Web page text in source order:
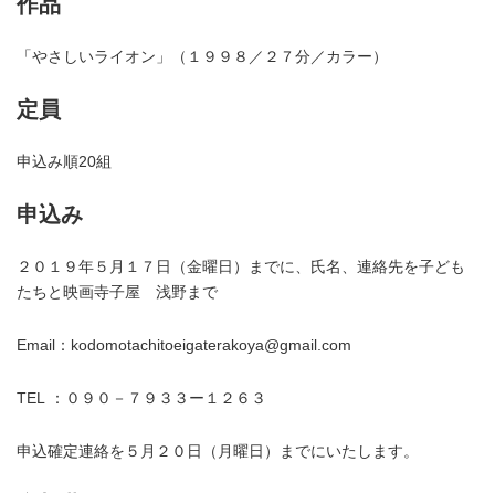
「やさしいライオン」（１９９８／２７分／カラー）
定員
申込み順20組
申込み
２０１９年５月１７日（金曜日）までに、氏名、連絡先を子ども
たちと映画寺子屋 浅野まで
Email：kodomotachitoeigaterakoya@gmail.com
TEL ：０９０－７９３３ー１２６３
申込確定連絡を５月２０日（月曜日）までにいたします。